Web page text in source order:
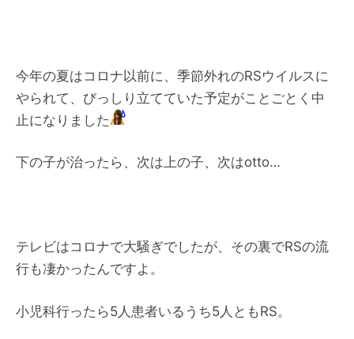
今年の夏はコロナ以前に、季節外れのRSウイルスに
やられて、びっしり立てていた予定がことごとく中
止になりました
下の子が治ったら、次は上の子、次はotto…
テレビはコロナで大騒ぎでしたが、その裏でRSの流
行も凄かったんですよ。
小児科行ったら5人患者いるうち5人ともRS。